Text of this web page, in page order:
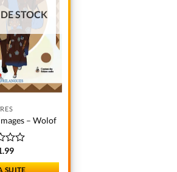
STOCK
– Wolof
SUITE